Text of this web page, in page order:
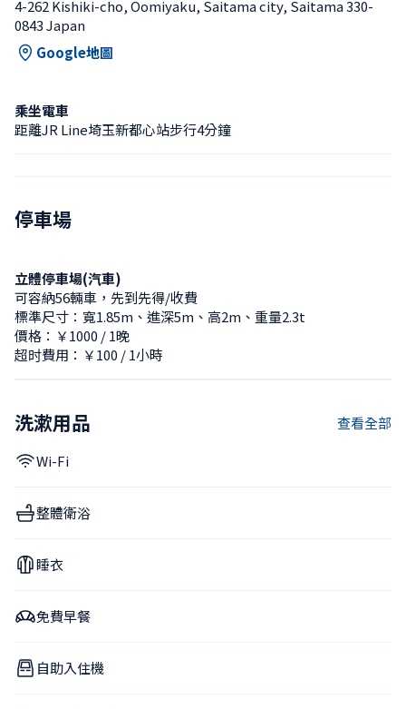
4-262 Kishiki-cho, Oomiyaku, Saitama city, Saitama 330-
0843 Japan
Google地圖
乘坐電車
距離JR Line埼玉新都心站步行4分鐘
停車場
立體停車場(汽車)
可容納56輛車，先到先得/收費
標準尺寸：寬1.85m、進深5m、高2m、重量2.3t
價格：￥1000 / 1晚
超时費用：￥100 / 1小時
洗漱用品 查看全部
Wi-Fi
整體衛浴
睡衣
免費早餐
自助入住機